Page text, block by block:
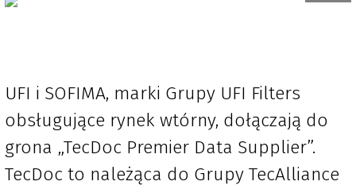
UFI i SOFIMA, marki Grupy UFI Filters
obsługujące rynek wtórny, dołączają do
grona „TecDoc Premier Data Supplier”.
TecDoc to należąca do Grupy TecAlliance